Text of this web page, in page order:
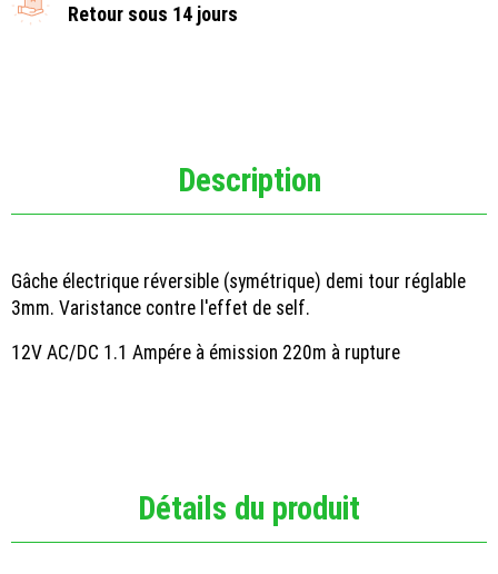
Retour sous 14 jours
Description
Gâche électrique réversible (symétrique) demi tour réglable
3mm. Varistance contre l'effet de self.
12V AC/DC 1.1 Ampére à émission 220m à rupture
Détails du produit